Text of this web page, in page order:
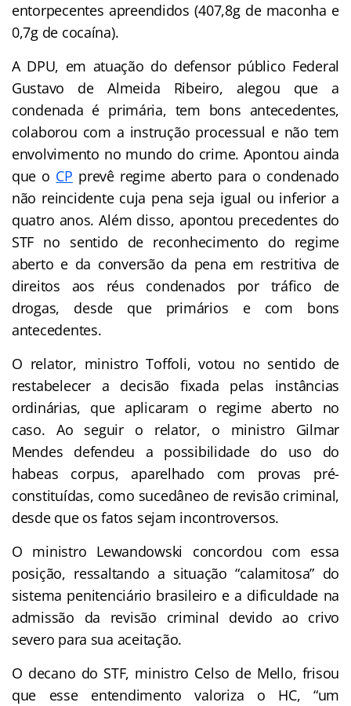
entorpecentes apreendidos (407,8g de maconha e
0,7g de cocaína).
A DPU, em atuação do defensor público Federal
Gustavo de Almeida Ribeiro, alegou que a
condenada é primária, tem bons antecedentes,
colaborou com a instrução processual e não tem
envolvimento no mundo do crime. Apontou ainda
que o CP prevê regime aberto para o condenado
não reincidente cuja pena seja igual ou inferior a
quatro anos. Além disso, apontou precedentes do
STF no sentido de reconhecimento do regime
aberto e da conversão da pena em restritiva de
direitos aos réus condenados por tráfico de
drogas, desde que primários e com bons
antecedentes.
O relator, ministro Toffoli, votou no sentido de
restabelecer a decisão fixada pelas instâncias
ordinárias, que aplicaram o regime aberto no
caso. Ao seguir o relator, o ministro Gilmar
Mendes defendeu a possibilidade do uso do
habeas corpus, aparelhado com provas pré-
constituídas, como sucedâneo de revisão criminal,
desde que os fatos sejam incontroversos.
O ministro Lewandowski concordou com essa
posição, ressaltando a situação “calamitosa” do
sistema penitenciário brasileiro e a dificuldade na
admissão da revisão criminal devido ao crivo
severo para sua aceitação.
O decano do STF, ministro Celso de Mello, frisou
que esse entendimento valoriza o HC, “um